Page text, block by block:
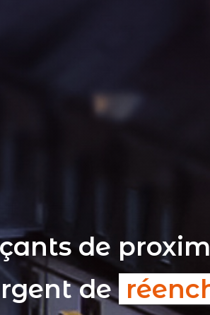
de
de